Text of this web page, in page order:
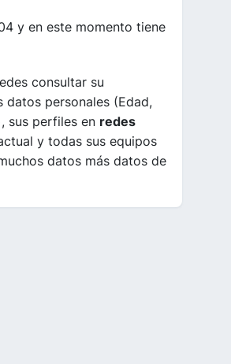
y en este momento tiene
consultar su
datos personales (Edad,
sus perfiles en redes
y todas sus equipos
datos más datos de